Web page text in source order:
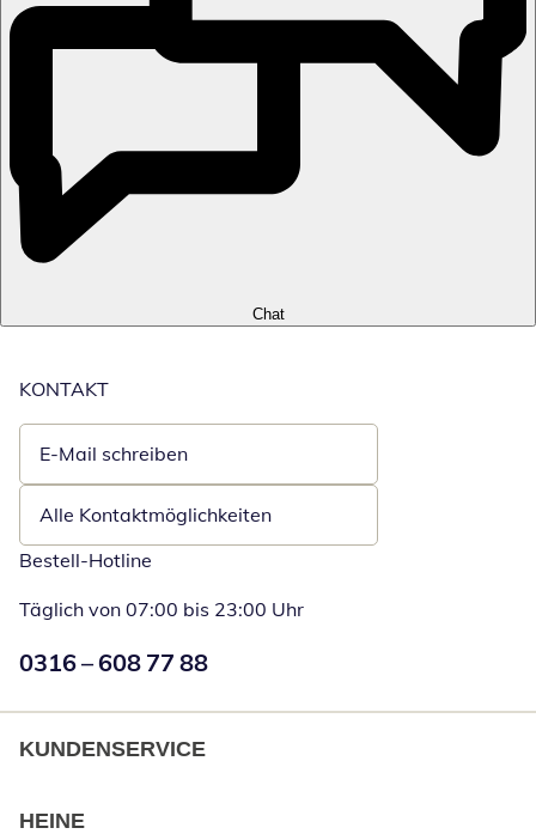
Chat
KONTAKT
E-Mail schreiben
Öffnet E-Mail-Client
Alle Kontaktmöglichkeiten
Bestell-Hotline
Täglich von 07:00 bis 23:00 Uhr
Numéro de téléphone:
0316 – 608 77 88
KUNDENSERVICE
HEINE